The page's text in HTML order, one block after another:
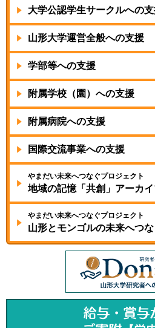
大学公認学生サークルへの
山形大学運営全般への支援
学部等への支援
附属学校（園）への支援
附属病院への支援
国際交流事業への支援
やまだい未来へつなぐプロジェクト
地域の記憶「共創」アーカ
やまだい未来へつなぐプロジェクト
山形とモンゴルの未来へつ